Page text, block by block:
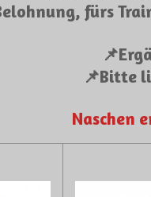
fürs
📌
📌Bitte
Naschen